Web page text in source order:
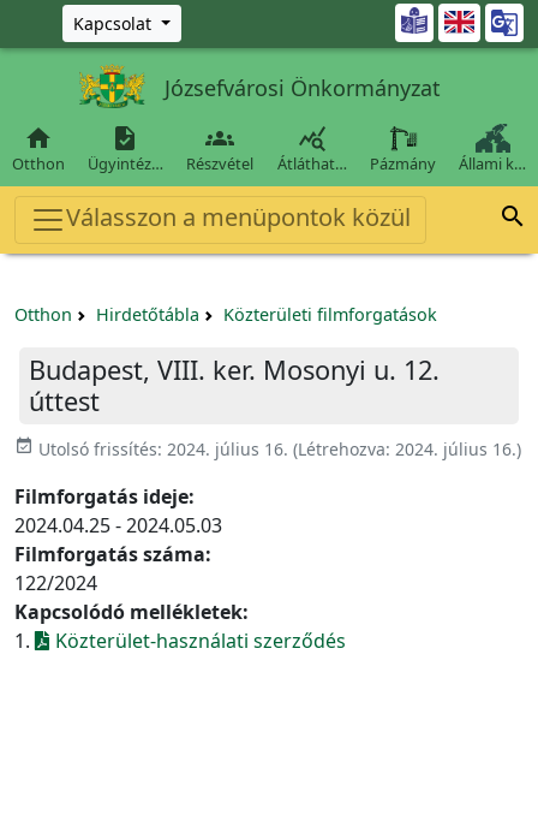
Ugrás a fő tartalomra
Kapcsolat 
Józsefvárosi Önkormányzat

Otthon

Ügyintéz…

Részvétel

Átláthat… Pázmány Állami k…
Válasszon a menüpontok közül 
Otthon Hirdetőtábla Közterületi filmforgatások
Budapest, VIII. ker. Mosonyi u. 12.
úttest
event_available Utolsó frissítés: 2024. július 16. (Létrehozva: 2024. július 16.)
Filmforgatás ideje:
2024.04.25 - 2024.05.03
Filmforgatás száma:
122/2024
Kapcsolódó mellékletek:
1.
Közterület-használati szerződés